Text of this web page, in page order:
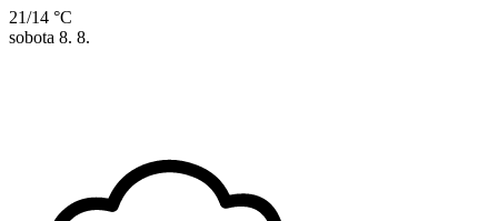
21/14 °C
sobota 8. 8.